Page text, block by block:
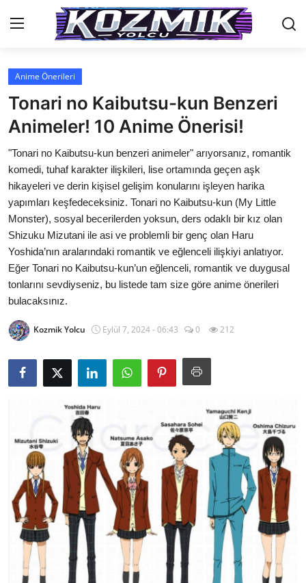
Anasayfa
İletişim
Genel
Anime Önerileri
Kore Dünyası
Anime Karakterleri
Anime
Dizi & Film
Testler
Anime Önerileri
Tonari no Kaibutsu-kun Benzeri
Animeler! 10 Anime Önerisi!
"Tonari no Kaibutsu-kun benzeri animeler" arıyorsanız, romantik
komedi, tuhaf karakter ilişkileri, lise ortamında geçen aşk
hikayeleri ve derin kişisel gelişim konularını işleyen harika
yapımları keşfedeceksiniz. Tonari no Kaibutsu-kun (My Little
Monster), sosyal becerilerden yoksun, ders odaklı bir kız olan
Shizuku Mizutani ile asi ve problemli bir genç olan Haru
Yoshida’nın aralarındaki romantik ve eğlenceli ilişkiyi anlatıyor.
Eğer Tonari no Kaibutsu-kun’un eğlenceli, romantik ve duygusal
tonlarını sevdiyseniz, bu listede tam size göre anime önerileri
bulacaksınız.
Kozmik Yolcu Eylül 7, 2024 - 06:43 0 212